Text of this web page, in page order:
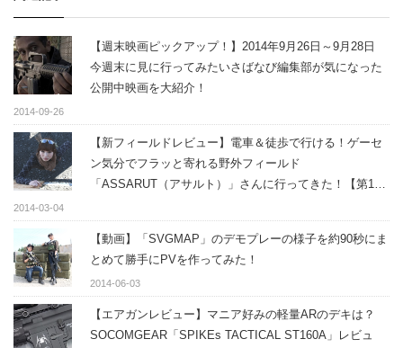
【週末映画ピックアップ！】2014年9月26日～9月28日
今週末に見に行ってみたいさばなび編集部が気になった
公開中映画を大紹介！
2014-09-26
【新フィールドレビュー】電車＆徒歩で行ける！ゲーセ
ン気分でフラッと寄れる野外フィールド
「ASSARUT（アサルト）」さんに行ってきた！【第1
2014-03-04
【動画】「SVGMAP」のデモプレーの様子を約90秒にま
とめて勝手にPVを作ってみた！
2014-06-03
【エアガンレビュー】マニア好みの軽量ARのデキは？
SOCOMGEAR「SPIKEs TACTICAL ST160A」レビュ